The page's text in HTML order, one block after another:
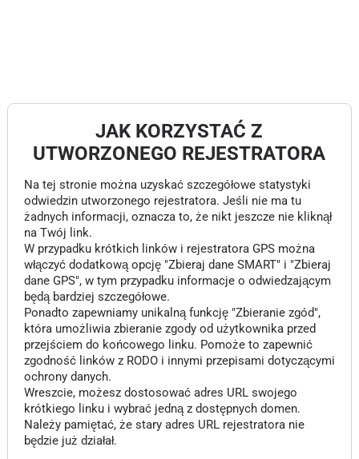
JAK KORZYSTAĆ Z
UTWORZONEGO REJESTRATORA
Na tej stronie można uzyskać szczegółowe statystyki
odwiedzin utworzonego rejestratora. Jeśli nie ma tu
żadnych informacji, oznacza to, że nikt jeszcze nie kliknął
na Twój link.
W przypadku krótkich linków i rejestratora GPS można
włączyć dodatkową opcję "Zbieraj dane SMART" i "Zbieraj
dane GPS", w tym przypadku informacje o odwiedzającym
będą bardziej szczegółowe.
Ponadto zapewniamy unikalną funkcję "Zbieranie zgód",
która umożliwia zbieranie zgody od użytkownika przed
przejściem do końcowego linku. Pomoże to zapewnić
zgodność linków z RODO i innymi przepisami dotyczącymi
ochrony danych.
Wreszcie, możesz dostosować adres URL swojego
krótkiego linku i wybrać jedną z dostępnych domen.
Należy pamiętać, że stary adres URL rejestratora nie
będzie już działał.